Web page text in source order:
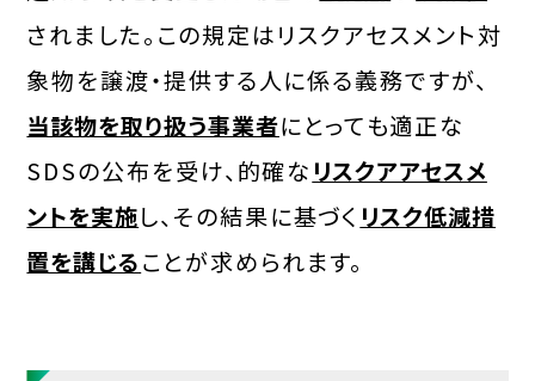
されました。この規定はリスクアセスメント対
象物を譲渡・提供する人に係る義務ですが、
当該物を取り扱う事業者にとっても適正な
SDSの公布を受け、的確な リスクアアセスメ
ントを実施し、その結果に基づく リスク低減措
置を講じることが求められます。